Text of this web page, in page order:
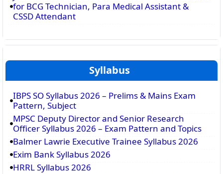
for BCG Technician, Para Medical Assistant &
CSSD Attendant
Syllabus
IBPS SO Syllabus 2026 – Prelims & Mains Exam
Pattern, Subject
MPSC Deputy Director and Senior Research
Officer Syllabus 2026 – Exam Pattern and Topics
Balmer Lawrie Executive Trainee Syllabus 2026
Exim Bank Syllabus 2026
HRRL Syllabus 2026